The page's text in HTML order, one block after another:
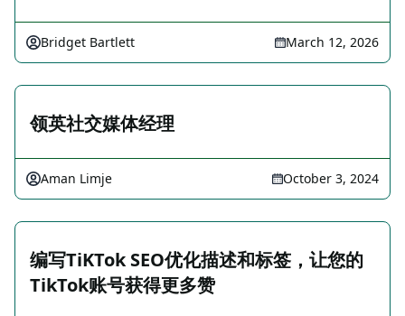
Bridget Bartlett March 12, 2026
领英社交媒体经理
Aman Limje October 3, 2024
编写TiKTok SEO优化描述和标签，让您的
TikTok账号获得更多赞